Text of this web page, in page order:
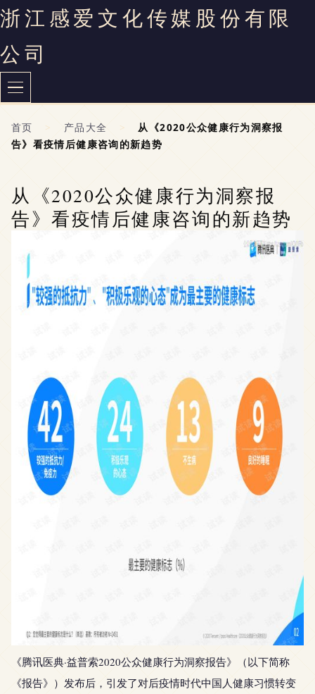
浙江感爱文化传媒股份有限
公司
首页 > 产品大全 >
从《2020公众健康行为洞察报
告》看疫情后健康咨询的新趋势
从《2020公众健康行为洞察报
告》看疫情后健康咨询的新趋势
《腾讯医典·益普索2020公众健康行为洞察报告》（以下简称
《报告》）发布后，引发了对后疫情时代中国人健康习惯转变